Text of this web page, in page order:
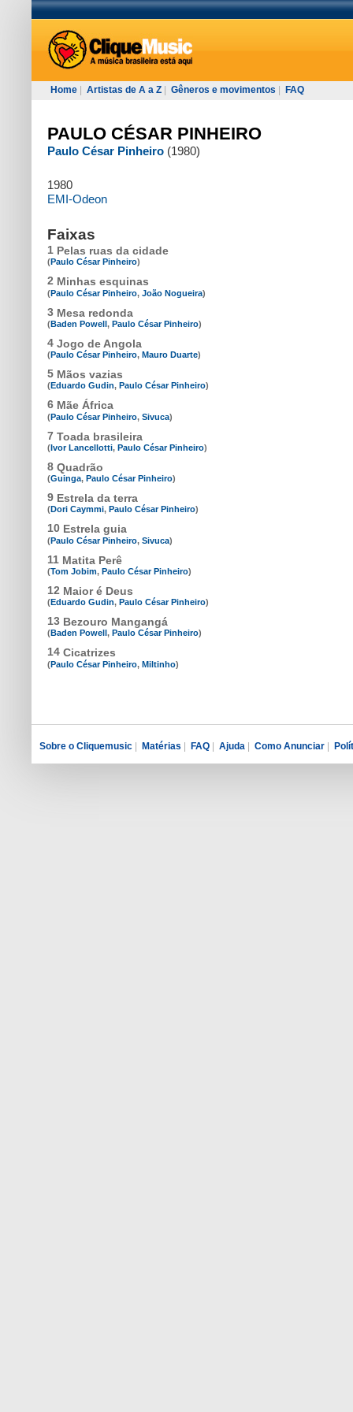
Home Artistas de A a Z Gêneros e movimentos FAQ
PAULO CÉSAR PINHEIRO
Paulo César Pinheiro (1980)
1980
EMI-Odeon
Faixas
1 Pelas ruas da cidade
(Paulo César Pinheiro)
2 Minhas esquinas
(Paulo César Pinheiro, João Nogueira)
3 Mesa redonda
(Baden Powell, Paulo César Pinheiro)
4 Jogo de Angola
(Paulo César Pinheiro, Mauro Duarte)
5 Mãos vazias
(Eduardo Gudin, Paulo César Pinheiro)
6 Mãe África
(Paulo César Pinheiro, Sivuca)
7 Toada brasileira
(Ivor Lancellotti, Paulo César Pinheiro)
8 Quadrão
(Guinga, Paulo César Pinheiro)
9 Estrela da terra
(Dori Caymmi, Paulo César Pinheiro)
10 Estrela guia
(Paulo César Pinheiro, Sivuca)
11 Matita Perê
(Tom Jobim, Paulo César Pinheiro)
12 Maior é Deus
(Eduardo Gudin, Paulo César Pinheiro)
13 Bezouro Mangangá
(Baden Powell , Paulo César Pinheiro)
14 Cicatrizes
(Paulo César Pinheiro, Miltinho)
Sobre o Cliquemusic | Matérias | FAQ | Ajuda | Como Anunciar |